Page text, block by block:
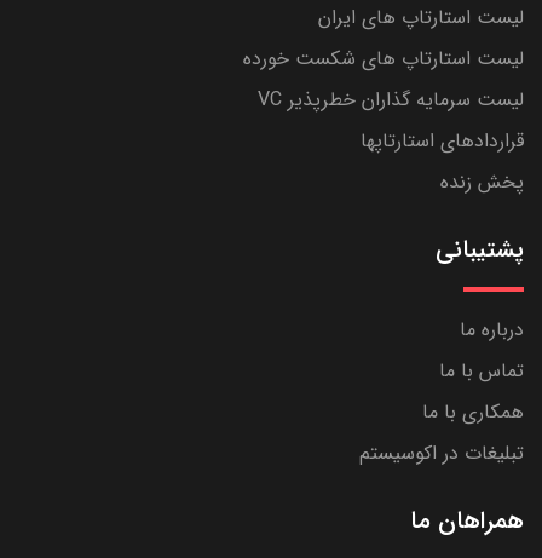
لیست استارتاپ های ایران
لیست استارتاپ های شکست خورده
لیست سرمایه گذاران خطرپذیر VC
قراردادهای استارتاپها
پخش زنده
پشتیبانی
درباره ما
تماس با ما
همکاری با ما
تبلیغات در اکوسیستم
همراهان ما